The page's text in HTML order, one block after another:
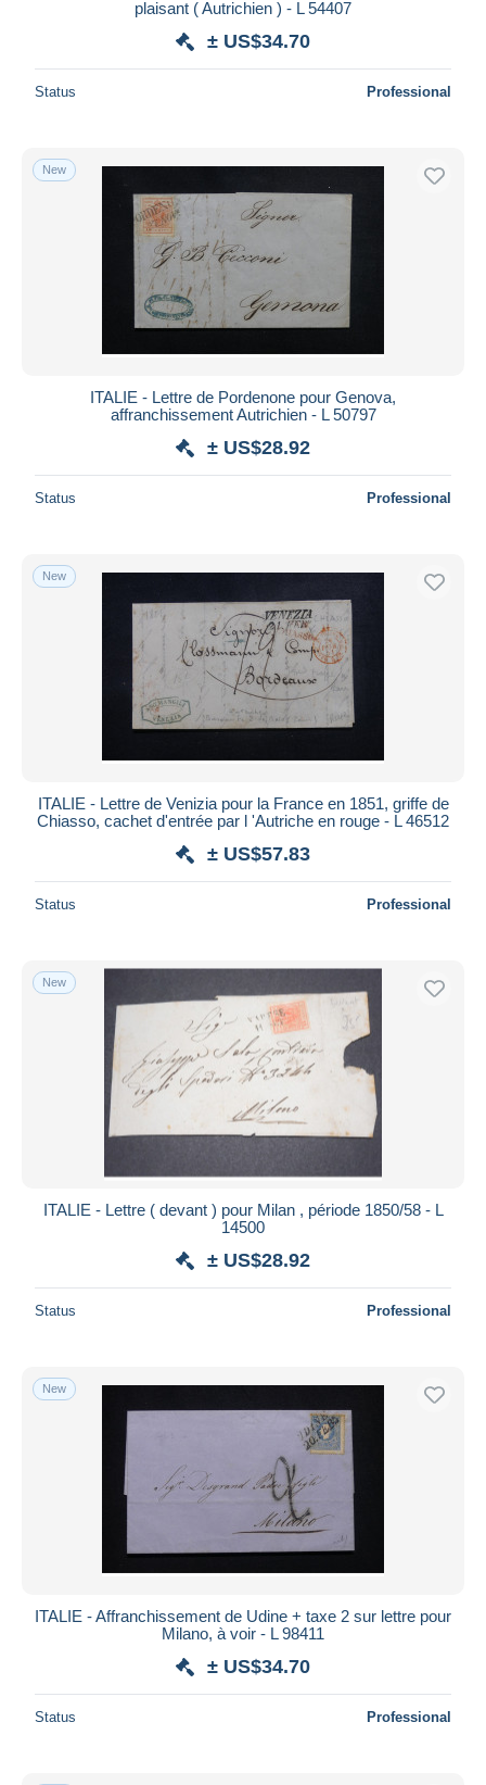
plaisant ( Autrichien ) - L 54407
± US$34.70
Status Professional
New
ITALIE - Lettre de Pordenone pour Genova,
affranchissement Autrichien - L 50797
± US$28.92
Status Professional
New
ITALIE - Lettre de Venizia pour la France en 1851, griffe de
Chiasso, cachet d'entrée par l 'Autriche en rouge - L 46512
± US$57.83
Status Professional
New
ITALIE - Lettre ( devant ) pour Milan , période 1850/58 - L
14500
± US$28.92
Status Professional
New
ITALIE - Affranchissement de Udine + taxe 2 sur lettre pour
Milano, à voir - L 98411
± US$34.70
Status Professional